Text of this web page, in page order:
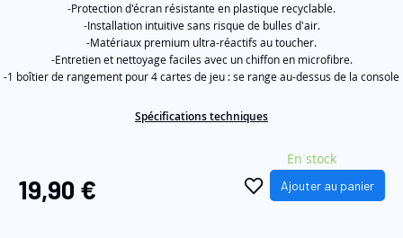
-Protection d'écran résistante en plastique recyclable.
-Installation intuitive sans risque de bulles d'air.
-Matériaux premium ultra-réactifs au toucher.
-Entretien et nettoyage faciles avec un chiffon en microfibre.
-1 boîtier de rangement pour 4 cartes de jeu : se range au-dessus de la console
Spécifications techniques
19,90 €
En stock
Ajouter au panier